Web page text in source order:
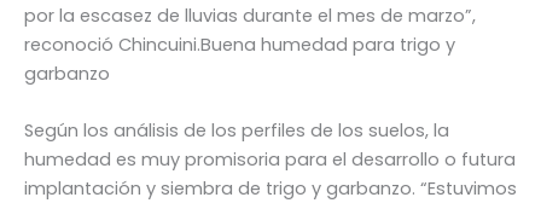
por la escasez de lluvias durante el mes de marzo”,
reconoció Chincuini.Buena humedad para trigo y
garbanzo
Según los análisis de los perfiles de los suelos, la
humedad es muy promisoria para el desarrollo o futura
implantación y siembra de trigo y garbanzo. “Estuvimos